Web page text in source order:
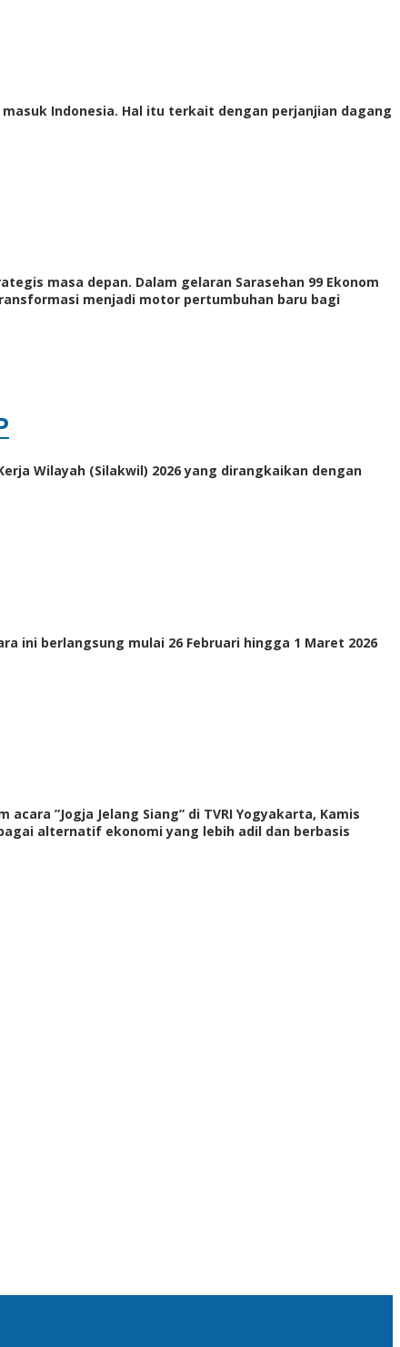
Indonesia. Hal itu terkait dengan perjanjian dagang
masa depan. Dalam gelaran Sarasehan 99 Ekonom
menjadi motor pertumbuhan baru bagi
Wilayah (Silakwil) 2026 yang dirangkaikan dengan
ini berlangsung mulai 26 Februari hingga 1 Maret 2026
”Jogja Jelang Siang” di TVRI Yogyakarta, Kamis
alternatif ekonomi yang lebih adil dan berbasis